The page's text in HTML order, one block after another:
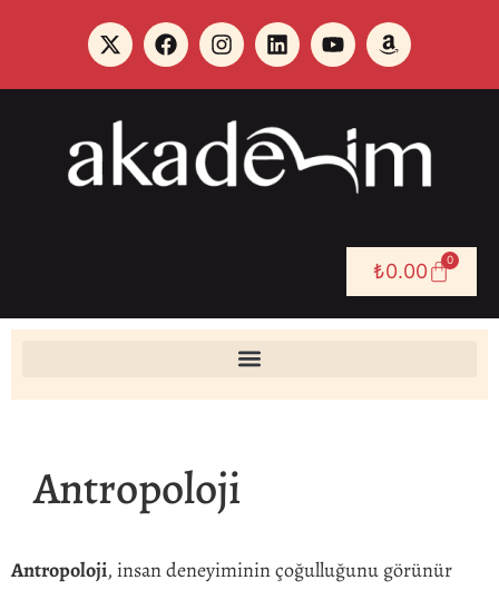
₺0.00 0
Antropoloji
Antropoloji, insan deneyiminin çoğulluğunu görünür